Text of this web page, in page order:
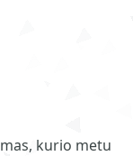
kurio metu